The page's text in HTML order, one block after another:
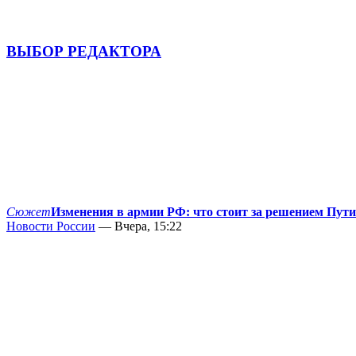
ВЫБОР РЕДАКТОРА
СюжетИзменения в армии РФ: что стоит за решением
Новости России — Вчера, 15:22